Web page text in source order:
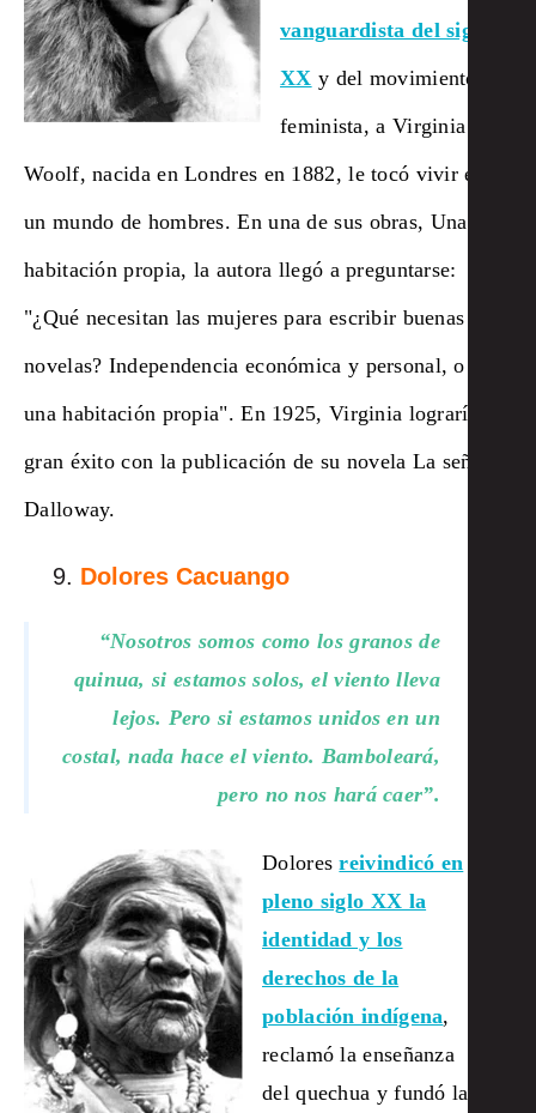
vanguardista del siglo
XX y del movimiento
feminista, a Virginia
Woolf, nacida en Londres en 1882, le tocó vivir en
un mundo de hombres. En una de sus obras, Una
habitación propia, la autora llegó a preguntarse:
"¿Qué necesitan las mujeres para escribir buenas
novelas? Independencia económica y personal, o sea,
una habitación propia". En 1925, Virginia lograría un
gran éxito con la publicación de su novela La señora
Dalloway.
Dolores Cacuango
“Nosotros somos como los granos de
quinua, si estamos solos, el viento lleva
lejos. Pero si estamos unidos en un
costal, nada hace el viento. Bamboleará,
pero no nos hará caer”.
Doloresreivindicó en
pleno siglo XX la
identidad y los
derechos de la
población indígena,
reclamó la enseñanza
del quechua y fundó las